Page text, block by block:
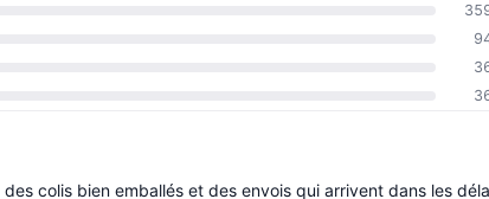
colis bien emballés et des envois qui arrivent dans les